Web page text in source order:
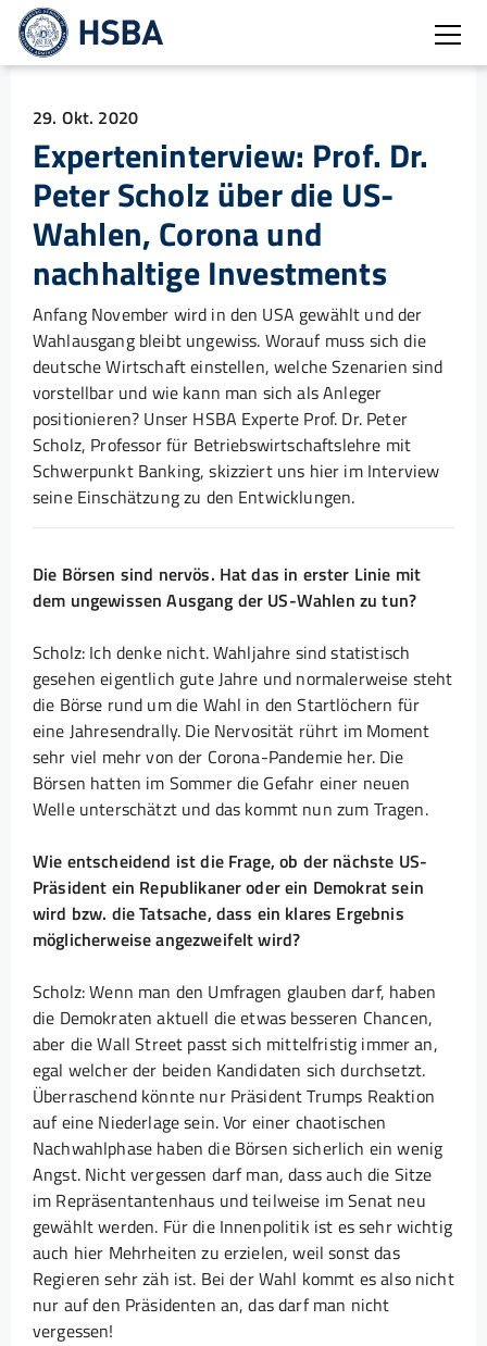
29. Okt. 2020
Experteninterview: Prof. Dr.
Peter Scholz über die US-
Wahlen, Corona und
nachhaltige Investments
Anfang November wird in den USA gewählt und der
Wahlausgang bleibt ungewiss. Worauf muss sich die
deutsche Wirtschaft einstellen, welche Szenarien sind
vorstellbar und wie kann man sich als Anleger
positionieren? Unser HSBA Experte Prof. Dr. Peter
Scholz, Professor für Betriebswirtschaftslehre mit
Schwerpunkt Banking, skizziert uns hier im Interview
seine Einschätzung zu den Entwicklungen.
Die Börsen sind nervös. Hat das in erster Linie mit
dem ungewissen Ausgang der US-Wahlen zu tun?
Scholz: Ich denke nicht. Wahljahre sind statistisch
gesehen eigentlich gute Jahre und normalerweise steht
die Börse rund um die Wahl in den Startlöchern für
eine Jahresendrally. Die Nervosität rührt im Moment
sehr viel mehr von der Corona-Pandemie her. Die
Börsen hatten im Sommer die Gefahr einer neuen
Welle unterschätzt und das kommt nun zum Tragen.
Wie entscheidend ist die Frage, ob der nächste US-
Präsident ein Republikaner oder ein Demokrat sein
wird bzw. die Tatsache, dass ein klares Ergebnis
möglicherweise angezweifelt wird?
Scholz: Wenn man den Umfragen glauben darf, haben
die Demokraten aktuell die etwas besseren Chancen,
aber die Wall Street passt sich mittelfristig immer an,
egal welcher der beiden Kandidaten sich durchsetzt.
Überraschend könnte nur Präsident Trumps Reaktion
auf eine Niederlage sein. Vor einer chaotischen
Nachwahlphase haben die Börsen sicherlich ein wenig
Angst. Nicht vergessen darf man, dass auch die Sitze
im Repräsentantenhaus und teilweise im Senat neu
gewählt werden. Für die Innenpolitik ist es sehr wichtig
auch hier Mehrheiten zu erzielen, weil sonst das
Regieren sehr zäh ist. Bei der Wahl kommt es also nicht
nur auf den Präsidenten an, das darf man nicht
vergessen!